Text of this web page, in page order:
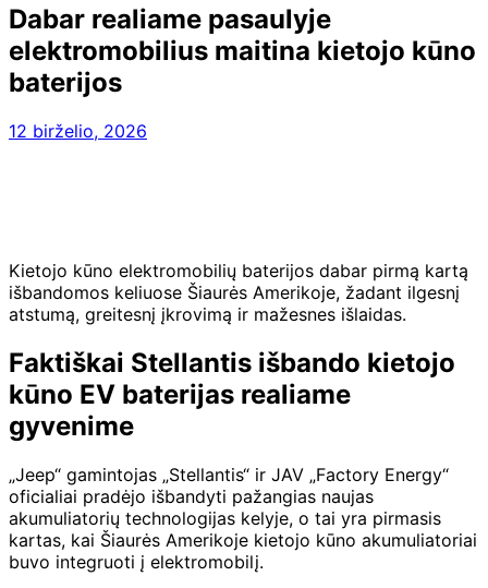
Dabar realiame pasaulyje
elektromobilius maitina kietojo kūno
baterijos
12 birželio, 2026
Kietojo kūno elektromobilių baterijos dabar pirmą kartą
išbandomos keliuose Šiaurės Amerikoje, žadant ilgesnį
atstumą, greitesnį įkrovimą ir mažesnes išlaidas.
Faktiškai Stellantis išbando kietojo
kūno EV baterijas realiame
gyvenime
„Jeep“ gamintojas „Stellantis“ ir JAV „Factory Energy“
oficialiai pradėjo išbandyti pažangias naujas
akumuliatorių technologijas kelyje, o tai yra pirmasis
kartas, kai Šiaurės Amerikoje kietojo kūno akumuliatoriai
buvo integruoti į elektromobilį.